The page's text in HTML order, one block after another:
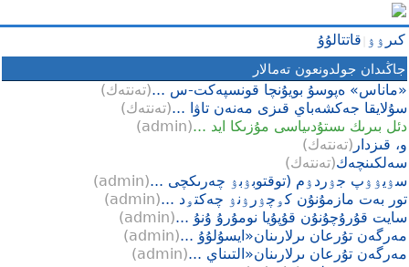
كىرۉۉ قاتتالۇۇ
جاڭىدان جولدونعون تەمالار
«ماناس» ەپوسۇ بويۇنچا قونسپەكت-س ...(تەنتەك)
سۇلايقا جەكشەباي قىزى مەنەن تاۋا ...(تەنتەك)
دئل بىرىك ىستۇدىياسى مۇزىكا ايد ...(
admin
)
و، قىزدار (تەنتەك)
سەلكىنچەك(تەنتەك)
سۉيۉۉپ جۉردۉم (توقتوبۉبۉ چەرىكچى ...(
admin
)
تور بەت مازمۇنۇن كۅچۉرۉنۉ چەكتۅد ...(
admin
)
سايت قۇرۇچۇنۇن قۇپۇيا نومۇرۇ ۇنۇ ...(
admin
)
مەرگەن تۇرعان ىرلارىنان«ايسۇلۇۇ ...(
admin
)
مەرگەن تۇرعان ىرلارىنان«التىناي ...(
admin
)